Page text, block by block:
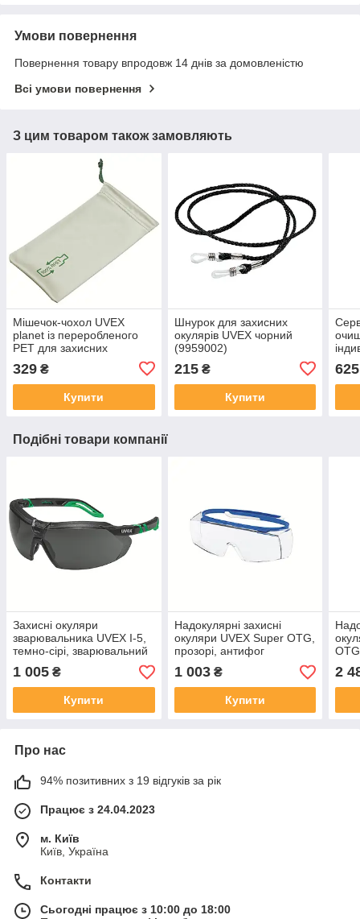
Умови повернення
Повернення товару впродовж 14 днів за домовленістю
Всі умови повернення
З цим товаром також замовляють
Мішечок-чохол UVEX
planet із переробленого
PET для захисних
329 ₴
Купити
Шнурок для захисних
окулярів UVEX чорний
(9959002)
215₴
Купити
625
Подібні товари компанії
Захисні окуляри
зварювальника UVEX I-5,
темно-сірі, зварювальний
фільтр 5, антифог
зсередини, стійкі до
подряпин ззовні (9183045)
1 005 ₴
Купити
Надокулярні захисні
окуляри UVEX Super OTG,
прозорі, антифог
зсередини, стійкі до
подряпин ззовні (9169260)
1 003₴
Купити
OTG
2
Про нас
94% позитивних з 19 відгуків за рік
Працює з 24.04.2023
м. Київ
Київ, Україна
Контакти
Сьогодні працює з 10:00 до 18:00